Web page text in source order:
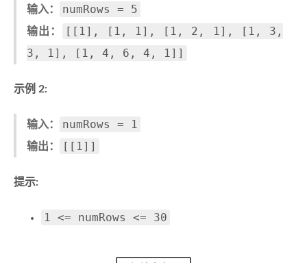
输入： numRows = 5
输出：
[[1], [1, 1], [1, 2, 1], [1, 3,
3, 1], [1, 4, 6, 4, 1]]
示例 2:
输入： numRows = 1
输出： [[1]]
提示:
1 <= numRows <= 30